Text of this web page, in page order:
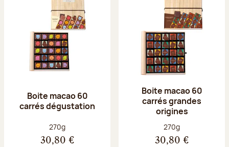
Boite macao 60
carrés dégustation
Poids net :
270g
30,80 €
Boite macao 60
carrés grandes
origines
Poids net :
270g
30,80 €